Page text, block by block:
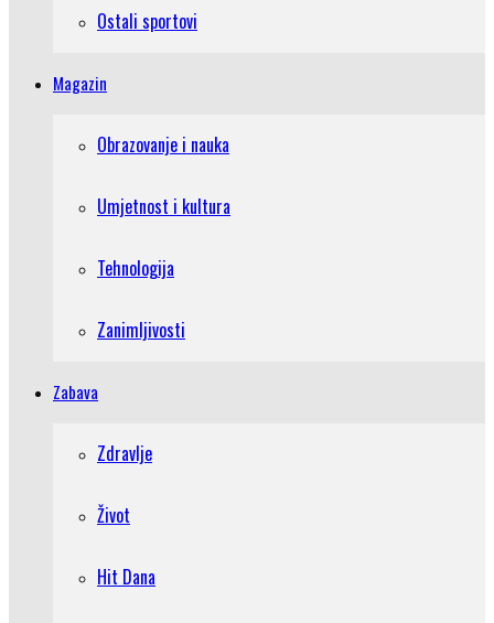
Ostali sportovi
Magazin
Obrazovanje i nauka
Umjetnost i kultura
Tehnologija
Zanimljivosti
Zabava
Zdravlje
Život
Hit Dana